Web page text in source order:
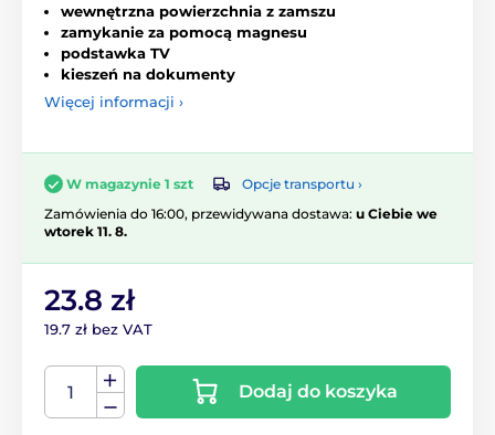
wewnętrzna powierzchnia z zamszu
zamykanie za pomocą magnesu
podstawka TV
kieszeń na dokumenty
Więcej informacji ›
W magazynie 1 szt
Opcje transportu ›
Zamówienia do 16:00, przewidywana dostawa: u Ciebie we
wtorek 11. 8.
23.8 zł
19.7 zł bez VAT
Dodaj do koszyka